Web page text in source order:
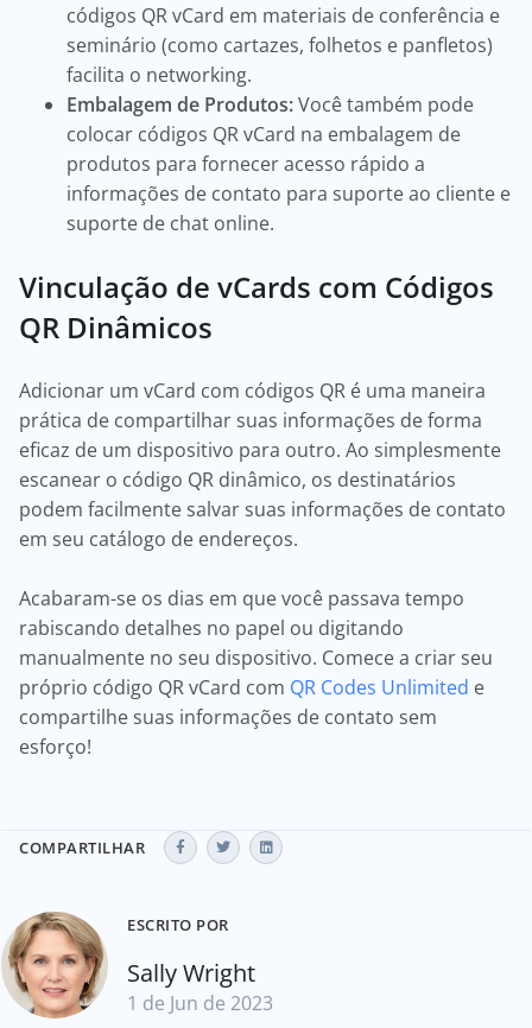
códigos QR vCard em materiais de conferência e
seminário (como cartazes, folhetos e panfletos)
facilita o networking.
Embalagem de Produtos:Você também pode
colocar códigos QR vCard na embalagem de
produtos para fornecer acesso rápido a
informações de contato para suporte ao cliente e
suporte de chat online.
Vinculação de vCards com Códigos
QR Dinâmicos
Adicionar um vCard com códigos QR é uma maneira
prática de compartilhar suas informações de forma
eficaz de um dispositivo para outro. Ao simplesmente
escanear o código QR dinâmico, os destinatários
podem facilmente salvar suas informações de contato
em seu catálogo de endereços.
Acabaram-se os dias em que você passava tempo
rabiscando detalhes no papel ou digitando
manualmente no seu dispositivo. Comece a criar seu
próprio código QR vCard com QR Codes Unlimited e
compartilhe suas informações de contato sem
esforço!
COMPARTILHAR
ESCRITO POR
Sally Wright
1 de Jun de 2023